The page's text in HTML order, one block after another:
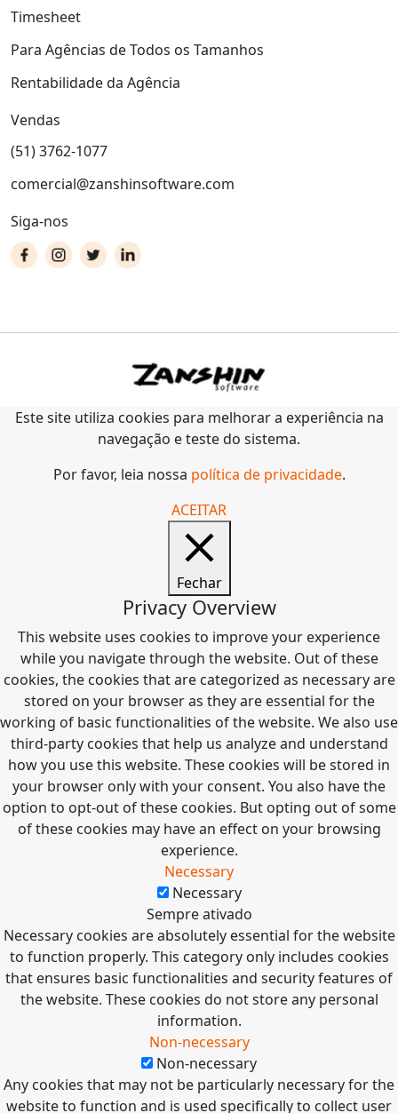
Timesheet
Para Agências de Todos os Tamanhos
Rentabilidade da Agência
Vendas
(51) 3762-1077
comercial@zanshinsoftware.com
Siga-nos
Este site utiliza cookies para melhorar a experiência na
navegação e teste do sistema.
Por favor, leia nossa política de privacidade.
ACEITAR
Fechar
Privacy Overview
This website uses cookies to improve your experience
while you navigate through the website. Out of these
cookies, the cookies that are categorized as necessary are
stored on your browser as they are essential for the
working of basic functionalities of the website. We also use
third-party cookies that help us analyze and understand
how you use this website. These cookies will be stored in
your browser only with your consent. You also have the
option to opt-out of these cookies. But opting out of some
of these cookies may have an effect on your browsing
experience.
Necessary
Necessary
Sempre ativado
Necessary cookies are absolutely essential for the website
to function properly. This category only includes cookies
that ensures basic functionalities and security features of
the website. These cookies do not store any personal
information.
Non-necessary
Non-necessary
Any cookies that may not be particularly necessary for the
website to function and is used specifically to collect user